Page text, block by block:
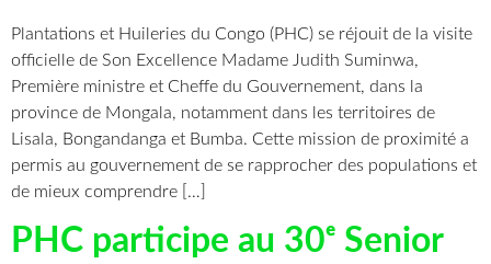
Plantations et Huileries du Congo (PHC) se réjouit de la visite
officielle de Son Excellence Madame Judith Suminwa,
Première ministre et Cheffe du Gouvernement, dans la
province de Mongala, notamment dans les territoires de
Lisala, Bongandanga et Bumba. Cette mission de proximité a
permis au gouvernement de se rapprocher des populations et
de mieux comprendre […]
PHC participe au 30ᵉ Senior